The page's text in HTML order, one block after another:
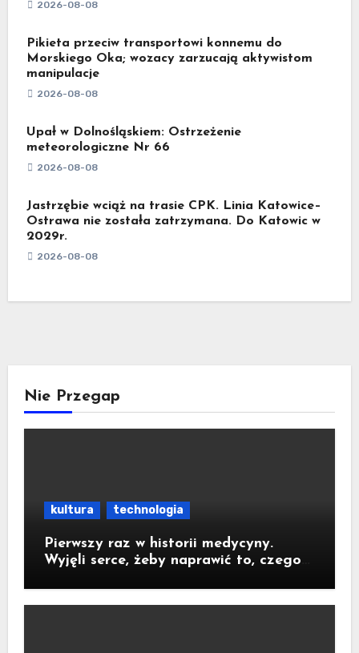
2026-08-08
Pikieta przeciw transportowi konnemu do
Morskiego Oka; wozacy zarzucają aktywistom
manipulacje
2026-08-08
Upał w Dolnośląskiem: Ostrzeżenie
meteorologiczne Nr 66
2026-08-08
Jastrzębie wciąż na trasie CPK. Linia Katowice–
Ostrawa nie została zatrzymana. Do Katowic w
2029r.
2026-08-08
Nie Przegap
kultura technologia
Pierwszy raz w historii medycyny.
Wyjęli serce, żeby naprawić to, czego
piersiowej